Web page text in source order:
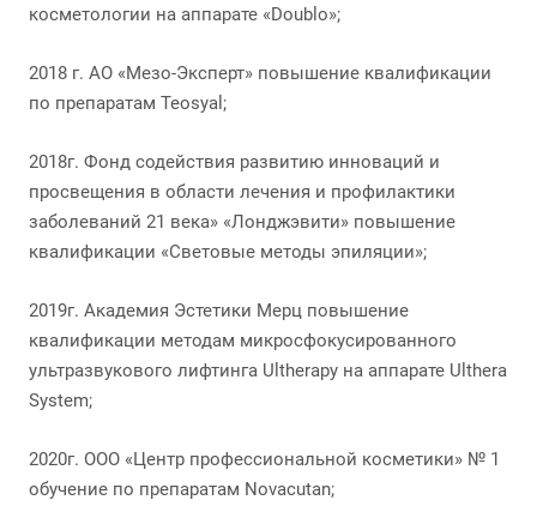
косметологии на аппарате «Doublo»;
2018 г. АО «Мезо-Эксперт» повышение квалификации
по препаратам Teosyal;
2018г. Фонд содействия развитию инноваций и
просвещения в области лечения и профилактики
заболеваний 21 века» «Лонджэвити» повышение
квалификации «Световые методы эпиляции»;
2019г. Академия Эстетики Мерц повышение
квалификации методам микросфокусированного
ультразвукового лифтинга Ultherapy на аппарате Ulthera
System;
2020г. ООО «Центр профессиональной косметики» № 1
обучение по препаратам Novacutan;